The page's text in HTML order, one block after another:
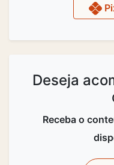
Deseja
Receba o